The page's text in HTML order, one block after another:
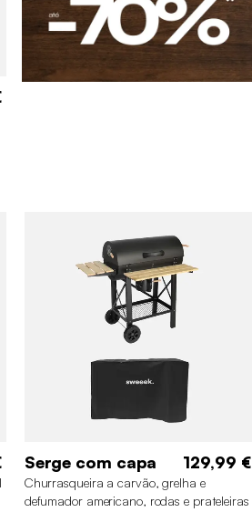
Serge com capa 129,99 €
Churrasqueira a carvão, grelha e
defumador americano, rodas e prateleiras